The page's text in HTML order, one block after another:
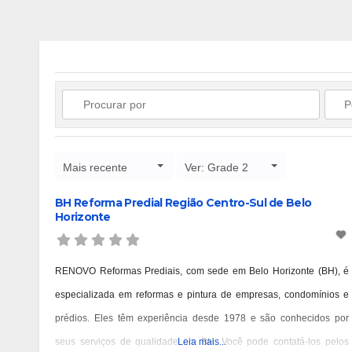
Mais recente Ver: Grade 2
BH Reforma Predial Região Centro-Sul de Belo
Horizonte
RENOVO Reformas Prediais, com sede em Belo Horizonte (BH), é
especializada em reformas e pintura de empresas, condomínios e
prédios. Eles têm experiência desde 1978 e são conhecidos por
seus serviços de qualidade em BH. Você pode contatá-los pelos
Leia mais...